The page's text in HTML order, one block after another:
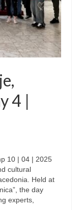
and
| Day 5
| Day 3
| Day 1
the Design
4 |
10 | 04 | 2025
cultural
Held at
the day
experts,